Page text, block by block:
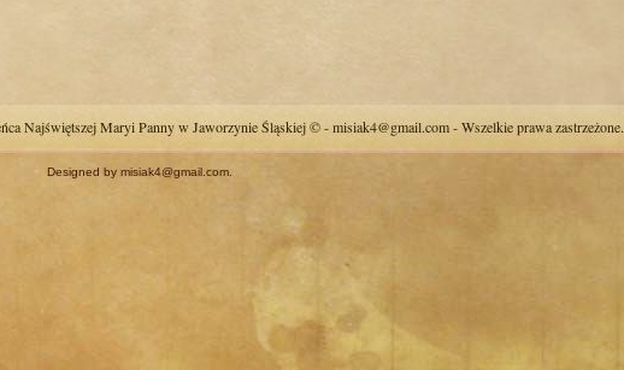
Najświętszej Maryi Panny w Jaworzynie Śląskiej © - misiak4@gmail.com - Wszelkie prawa zastrzeżone.
Designed by misiak4@gmail.com.